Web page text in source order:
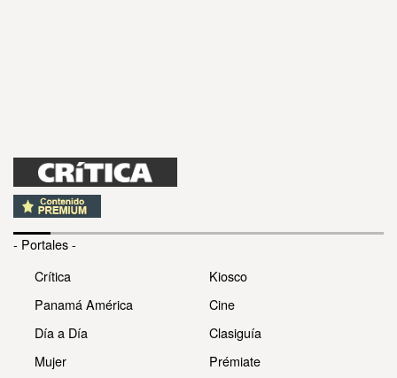
- Portales -
Crítica
Panamá América
Día a Día
Mujer
Kiosco
Cine
Clasiguía
Prémiate